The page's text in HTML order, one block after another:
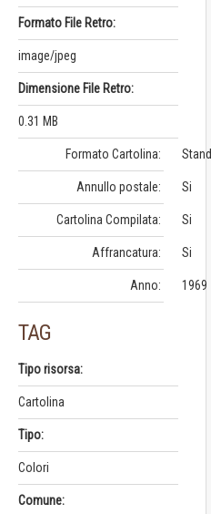
Formato File Retro:
image/jpeg
Dimensione File Retro:
0.31 MB
Formato Cartolina:
Annullo postale: Si
Cartolina Compilata: Si
Affrancatura: Si
Anno: 1969
TAG
Tipo risorsa:
Cartolina
Tipo:
Colori
Comune: